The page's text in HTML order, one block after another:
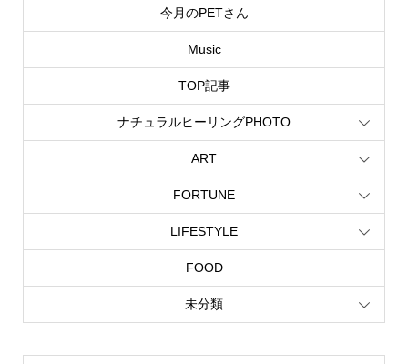
今月のPETさん
Music
TOP記事
ナチュラルヒーリングPHOTO
ART
FORTUNE
LIFESTYLE
FOOD
未分類